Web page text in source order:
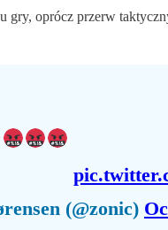
gry, oprócz przerw
(@zonic)